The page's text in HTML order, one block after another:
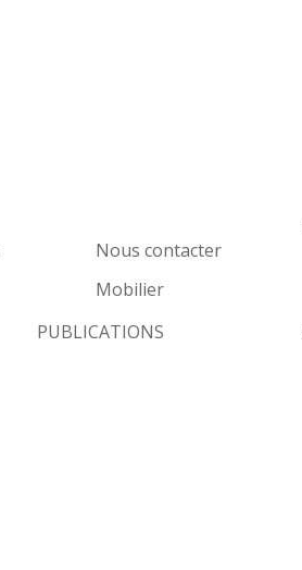
Nous contacter
Mobilier
PUBLICATIONS